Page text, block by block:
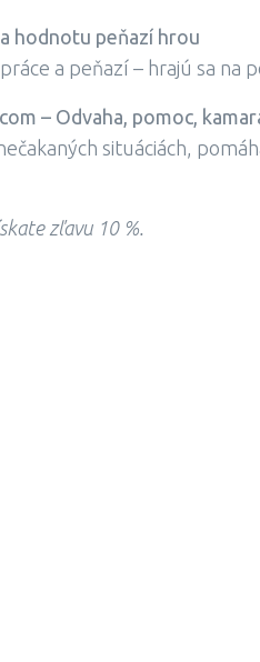
hodnotu peňazí hrou
a peňazí – hrajú sa na
– Odvaha, pomoc,
situáciách,
zľavu 10 %.